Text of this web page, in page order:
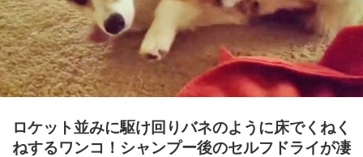
ロケット並みに駆け回りバネのように床でくねく
ねするワンコ！シャンプー後のセルフドライが凄